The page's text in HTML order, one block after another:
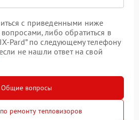
с приведенными ниже
либо обратиться в
Pard” по следующему телефону
не нашли ответ на свой
Общие вопросы
ремонту тепловизоров